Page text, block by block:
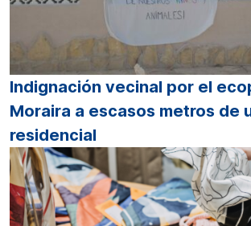
Indignación vecinal por el
Moraira a escasos metros de
residencial